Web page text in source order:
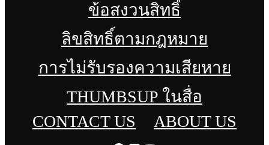
ข้อสงวนสิทธิ์
ลิขสิทธิ์ตามกฎหมาย
การไม่รับรองความเสียหาย
THUMBSUP ในสื่อ
CONTACT US
ABOUT US